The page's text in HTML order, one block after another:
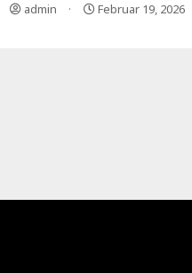
admin Februar 19, 2026